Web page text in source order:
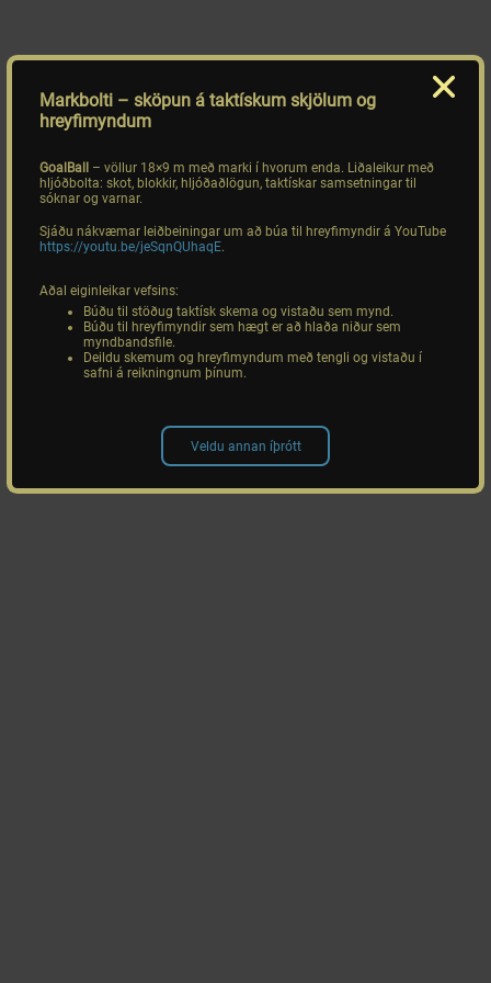
Markbolti – sköpun á taktískum skjölum og
hreyfimyndum
GoalBall
– völlur 18×9 m með marki í hvorum enda. Liðaleikur með
hljóðbolta: skot, blokkir, hljóðaðlögun, taktískar samsetningar til
sóknar og varnar.
Sjáðu nákvæmar leiðbeiningar um að búa til hreyfimyndir á YouTube
https://youtu.be/jeSqnQUhaqE.
Aðal eiginleikar vefsins:
Búðu til stöðug taktísk skema og vistaðu sem mynd.
Búðu til hreyfimyndir sem hægt er að hlaða niður sem
myndbandsfile.
Deildu skemum og hreyfimyndum með tengli og vistaðu í
safni á reikningnum þínum.
Veldu annan íþrótt